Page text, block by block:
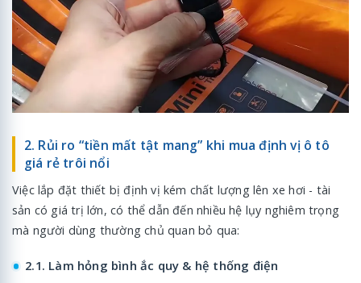
2. Rủi ro “tiền mất tật mang” khi mua định vị ô tô
giá rẻ trôi nổi
Việc lắp đặt thiết bị định vị kém chất lượng lên xe hơi - tài
sản có giá trị lớn, có thể dẫn đến nhiều hệ lụy nghiêm trọng
mà người dùng thường chủ quan bỏ qua:
2.1. Làm hỏng bình ắc quy & hệ thống điện